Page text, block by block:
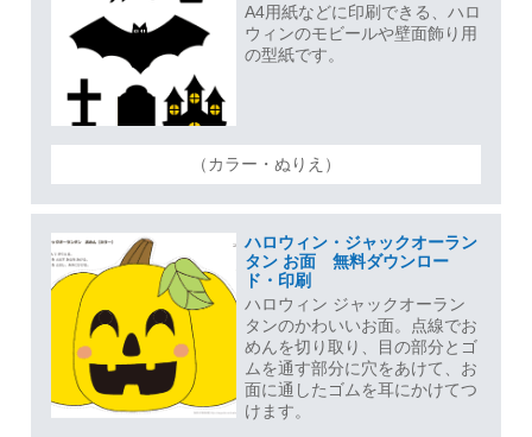
A4用紙などに印刷できる、ハロ
ウィンのモビールや壁面飾り用
の型紙です。
（カラー・ぬりえ）
ハロウィン・ジャックオーラン
タン お面 無料ダウンロー
ド・印刷
ハロウィン ジャックオーラン
タンのかわいいお面。点線でお
めんを切り取り、目の部分とゴ
ムを通す部分に穴をあけて、お
面に通したゴムを耳にかけてつ
けます。